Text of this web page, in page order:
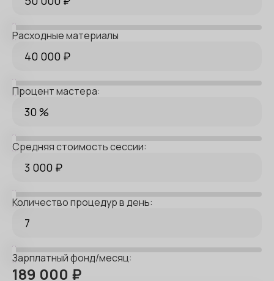
Расходные материалы
Процент мастера:
Средняя стоимость сессии:
Количество процедур в день:
Зарплатный фонд/месяц: